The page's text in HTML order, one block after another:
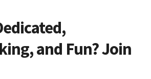
and Fun? Join